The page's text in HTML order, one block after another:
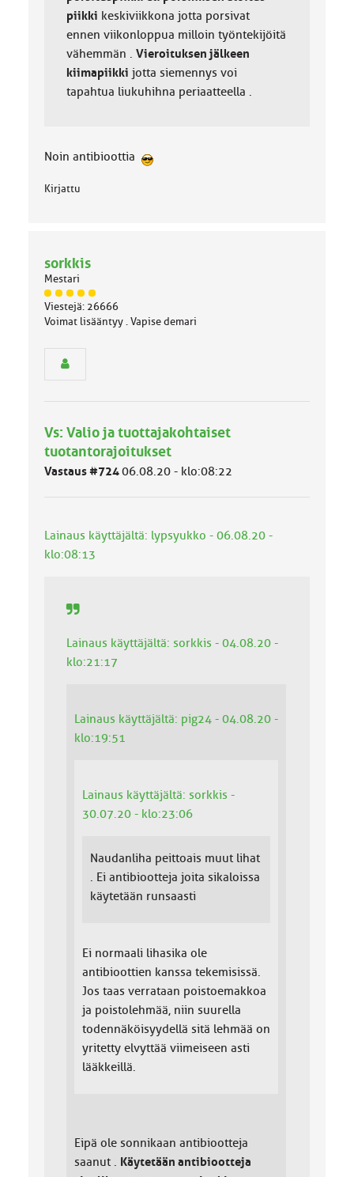
piikki keskiviikkona jotta porsivat
ennen viikonloppua milloin työntekijöitä
vähemmän . Vieroituksen jälkeen
kiimapiikki jotta siemennys voi
tapahtua liukuhihna periaatteella .
Noin antibioottia
Kirjattu
sorkkis
Mestari
J
ä
s
ä
l
o
:
Viestejä: 26666
Voimat lisääntyy . Vapise demari
Vs: Valio ja tuottajakohtaiset
tuotantorajoitukset
Vastaus #72406.08.20 - klo:08:22
Lainaus käyttäjältä: lypsyukko - 06.08.20 -
klo:08:13
Lainaus käyttäjältä: sorkkis - 04.08.20 -
klo:21:17
Lainaus käyttäjältä: pig24 - 04.08.20 -
klo:19:51
Lainaus käyttäjältä: sorkkis -
30.07.20 - klo:23:06
Naudanliha peittoais muut lihat
. Ei antibiootteja joita sikaloissa
käytetään runsaasti
Ei normaali lihasika ole
antibioottien kanssa tekemisissä.
Jos taas verrataan poistoemakkoa
ja poistolehmää, niin suurella
todennäköisyydellä sitä lehmää on
yritetty elvyttää viimeiseen asti
lääkkeillä.
Eipä ole sonnikaan antibiootteja
saanut . Käytetään antibiootteja